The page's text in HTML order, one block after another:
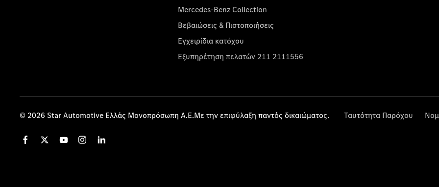
Mercedes-Benz Collection
Βεβαιώσεις & Πιστοποιήσεις
Εγχειρίδια κατόχου
Εξυπηρέτηση πελατών 211 2111556
© 2026 Star Automotive Ελλάς Μονοπρόσωπη Α.Ε.Με την επιφύλαξη παντός δικαιώματος. Ταυτότητα Παρόχου